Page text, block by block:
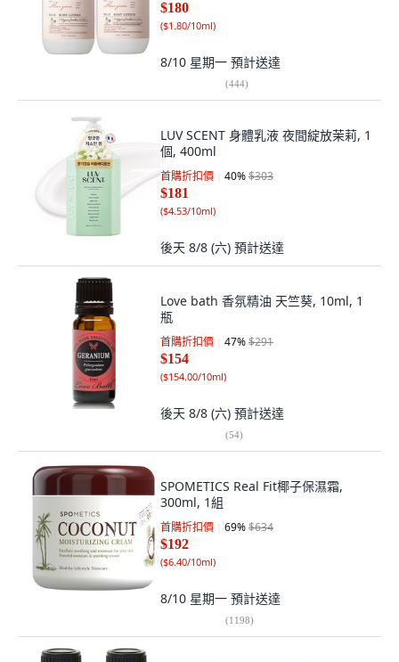
$180
($1.80/10ml)
8/10 星期一 預計送達
(444)
LUV SCENT 身體乳液 夜間綻放茉莉, 1
個, 400ml
首購折扣價 40%$303
$181
($4.53/10ml)
後天 8/8 (六) 預計送達
Love bath 香氛精油 天竺葵, 10ml, 1
瓶
首購折扣價 47%$291
$154
($154.00/10ml)
後天 8/8 (六) 預計送達
(54)
SPOMETICS Real Fit椰子保濕霜,
300ml, 1組
首購折扣價 69%$634
$192
($6.40/10ml)
8/10 星期一 預計送達
(1198)